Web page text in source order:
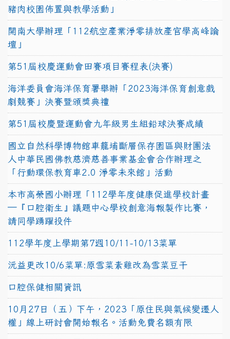
豬肉校園佈置與教學活動」
開南大學辦理「112航空產業淨零排放產官學高峰論
壇」
第51屆校慶運動會田賽項目賽程表(決賽)
海洋委員會海洋保育署舉辦「2023海洋保育創意戲
劇競賽」決賽暨頒獎典禮
第51屆校慶暨運動會九年級男生組鉛球決賽成績
國立自然科學博物館車籠埔斷層保存園區與財團法
人中華民國佛教慈濟慈善事業基金會合作辦理之
「行動環保教育車2.0 淨零未來館」活動
本市高榮國小辦理「112學年度健康促進學校計畫
─『口腔衛生』議題中心學校創意海報製作比賽，
請同學踴躍投件
112學年度上學期第7週10/11-10/13菜單
沅益更改10/6菜單:原雪菜素雞改為雪菜豆干
口腔保健相關資訊
10月27日（五）下午，2023「原住民與氣候變遷人
權」線上研討會開始報名。活動免費名額有限